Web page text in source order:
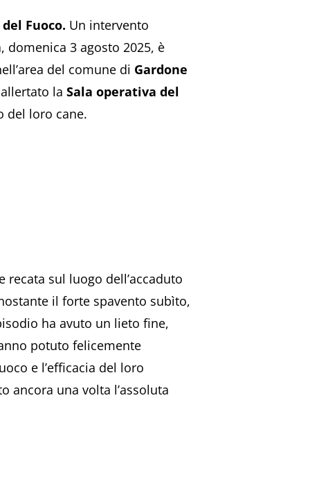
Fuoco. Un intervento
3 agosto 2025, è
del comune di Gardone
la Sala operativa del
del loro cane.
sul luogo dell’accaduto
il forte spavento subìto,
ha avuto un lieto fine,
potuto felicemente
e l’efficacia del loro
ancora una volta l’assoluta